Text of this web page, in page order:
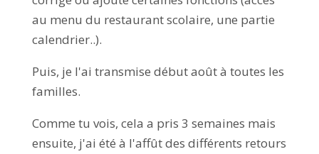
au menu du restaurant scolaire, une partie
calendrier..).
Puis, je l'ai transmise début août à toutes les
familles.
Comme tu vois, cela a pris 3 semaines mais
ensuite, j'ai été à l'affût des différents retours